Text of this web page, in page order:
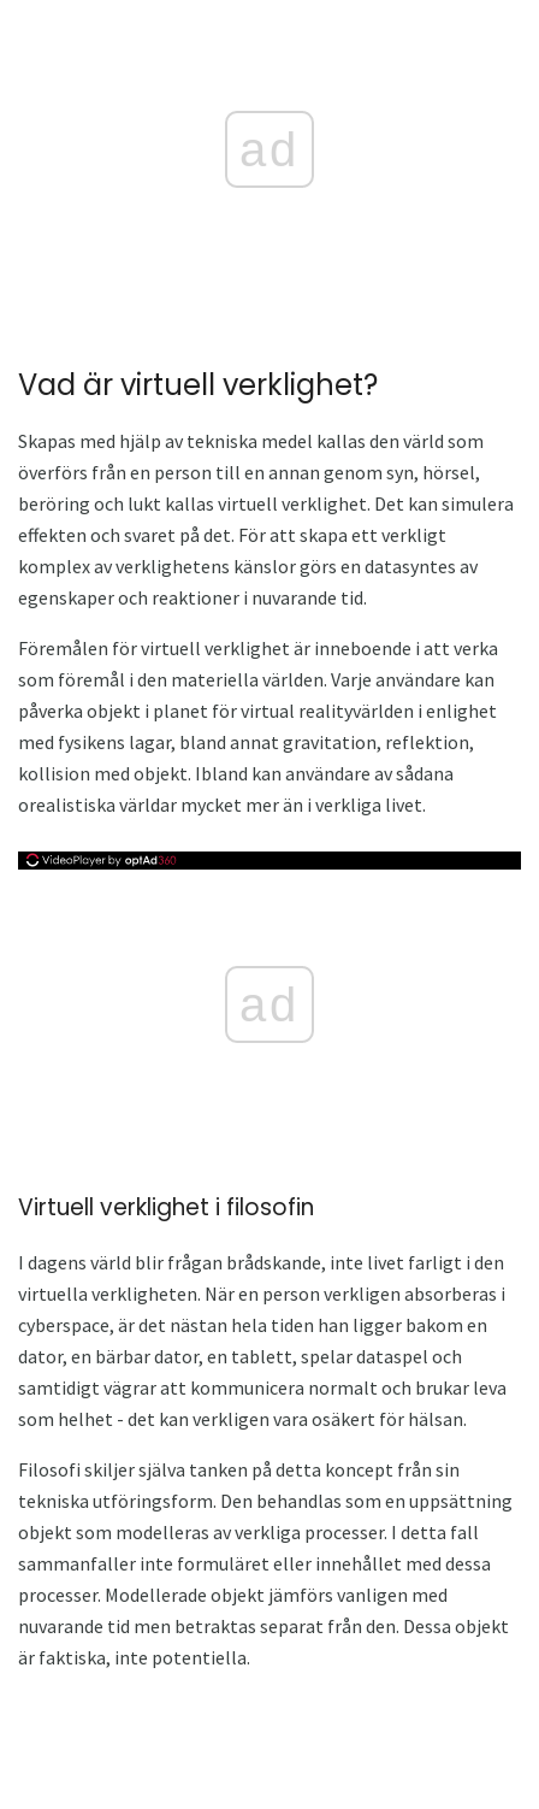
ad
Vad är virtuell verklighet?
Skapas med hjälp av tekniska medel kallas den värld som
överförs från en person till en annan genom syn, hörsel,
beröring och lukt kallas virtuell verklighet. Det kan simulera
effekten och svaret på det. För att skapa ett verkligt
komplex av verklighetens känslor görs en datasyntes av
egenskaper och reaktioner i nuvarande tid.
Föremålen för virtuell verklighet är inneboende i att verka
som föremål i den materiella världen. Varje användare kan
påverka objekt i planet för virtual realityvärlden i enlighet
med fysikens lagar, bland annat gravitation, reflektion,
kollision med objekt. Ibland kan användare av sådana
orealistiska världar mycket mer än i verkliga livet.
ad
Virtuell verklighet i filosofin
I dagens värld blir frågan brådskande, inte livet farligt i den
virtuella verkligheten. När en person verkligen absorberas i
cyberspace, är det nästan hela tiden han ligger bakom en
dator, en bärbar dator, en tablett, spelar dataspel och
samtidigt vägrar att kommunicera normalt och brukar leva
som helhet - det kan verkligen vara osäkert för hälsan.
Filosofi skiljer själva tanken på detta koncept från sin
tekniska utföringsform. Den behandlas som en uppsättning
objekt som modelleras av verkliga processer. I detta fall
sammanfaller inte formuläret eller innehållet med dessa
processer. Modellerade objekt jämförs vanligen med
nuvarande tid men betraktas separat från den. Dessa objekt
är faktiska, inte potentiella.